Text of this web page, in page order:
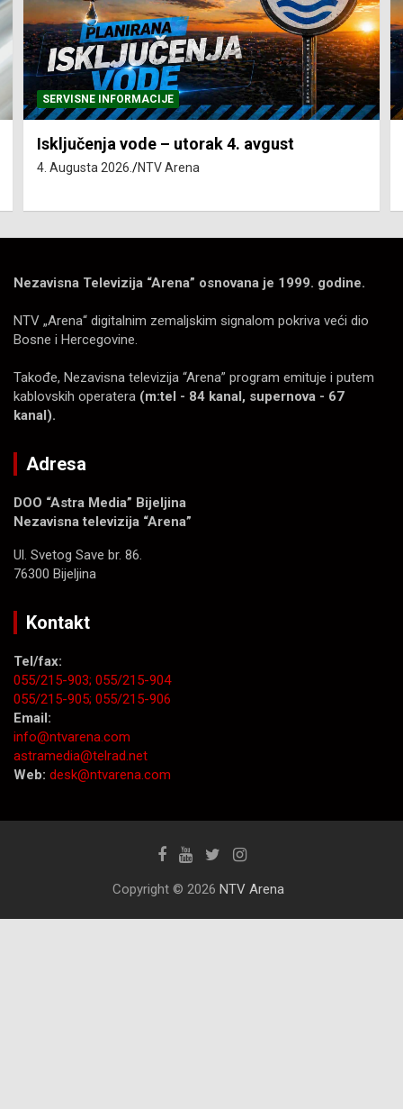
SERVISNE INFORMACIJE
Isključenja vode – utorak 4. avgust
4. Augusta 2026. NTV Arena
Nezavisna Televizija “Arena” osnovana je 1999. godine.
NTV „Arena“ digitalnim zemaljskim signalom pokriva veći dio
Bosne i Hercegovine.
Takođe, Nezavisna televizija “Arena” program emituje i putem
kablovskih operatera (m:tel - 84 kanal, supernova - 67
kanal).
Adresa
DOO “Astra Media” Bijeljina
Nezavisna televizija “Arena”
Ul. Svetog Save br. 86.
76300 Bijeljina
Kontakt
Tel/fax:
055/215-903; 055/215-904
055/215-905; 055/215-906
Email:
info@ntvarena.com
astramedia@telrad.net
Web: desk@ntvarena.com
Copyright © 2026 NTV Arena